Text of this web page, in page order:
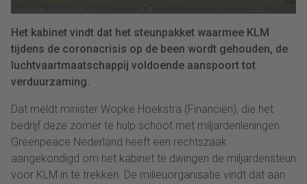
Het kabinet vindt dat het steunpakket waarmee KLM
tijdens de coronacrisis op de been wordt gehouden, de
luchtvaartmaatschappij voldoende aanspoort tot
verduurzaming.
Dat meldt minister Wopke Hoekstra (Financiën), die het
bedrijf deze zomer te hulp schoot met miljardenleningen.
Greenpeace Nederland heeft een rechtszaak
aangekondigd om het kabinet te dwingen de miljardensteun
voor KLM in te trekken. De milieuorganisatie vindt dat aan